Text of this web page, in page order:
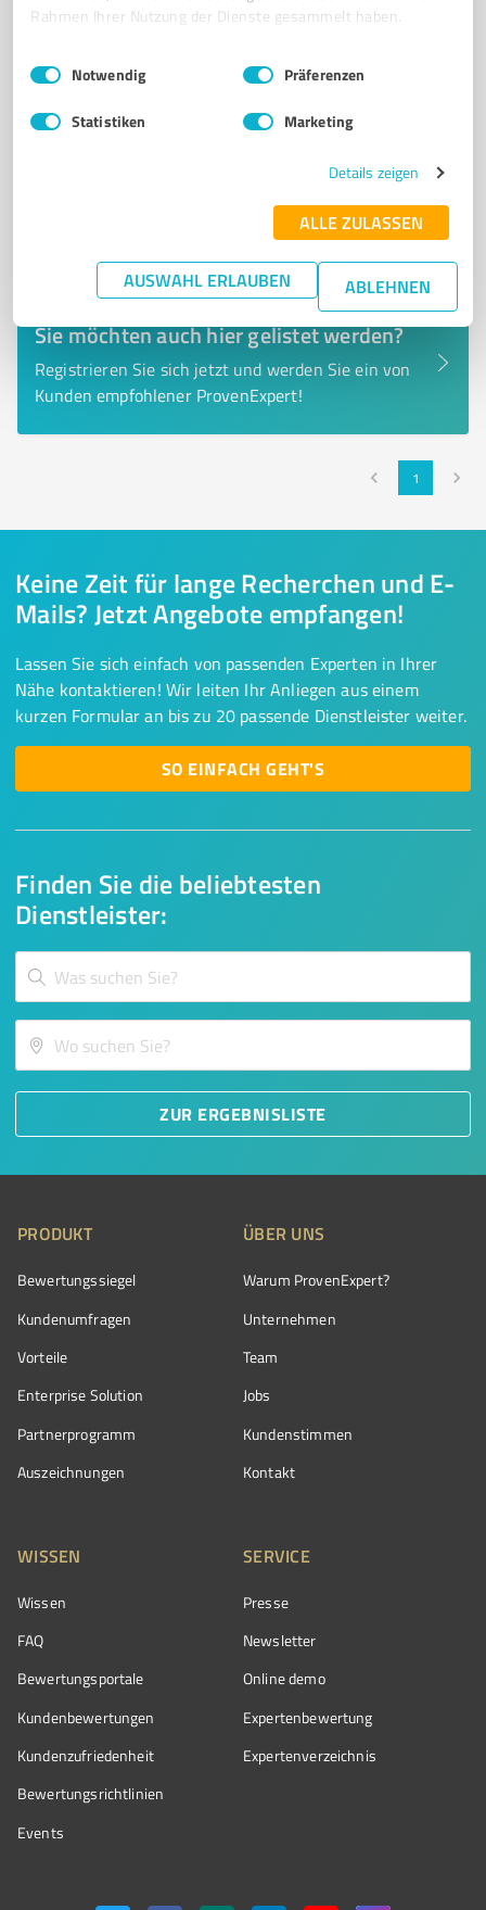
Rahmen Ihrer Nutzung der Dienste gesammelt haben.
Impressum Datenschutzbestimmungen
Einwilligungsauswahl
Notwendig Präferenzen
Statistiken Marketing
Details zeigen
ALLE ZULASSEN
AUSWAHL ERLAUBEN ABLEHNEN
Sie möchten auch hier gelistet werden?
Registrieren Sie sich jetzt und werden Sie ein von
Kunden empfohlener ProvenExpert!
1
Finden Sie die beliebtesten
Dienstleister:
ZUR ERGEBNISLISTE
Keine Zeit für lange Recherchen und E-
Mails? Jetzt Angebote empfangen!
Lassen Sie sich einfach von passenden Experten in Ihrer
Nähe kontaktieren! Wir leiten Ihr Anliegen aus einem
kurzen Formular an bis zu 20 passende Dienstleister weiter.
SO EINFACH GEHT'S
PRODUKT
Bewertungssiegel
Kundenumfragen
Vorteile
Enterprise Solution
Partnerprogramm
Auszeichnungen
ÜBER UNS
Warum ProvenExpert?
Unternehmen
Team
Jobs
Kundenstimmen
Kontakt
WISSEN
Wissen
FAQ
Bewertungsportale
Kundenbewertungen
Kundenzufriedenheit
Bewertungs­richtlinien
Events
SERVICE
Presse
Newsletter
Online demo
Expertenbewertung
Expertenverzeichnis